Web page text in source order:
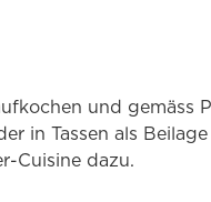
und gemäss
in Tassen als
Cuisine dazu.